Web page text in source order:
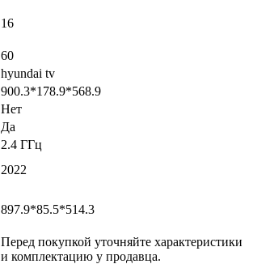
16
60
hyundai tv
900.3*178.9*568.9
Нет
Да
2.4 ГГц
2022
897.9*85.5*514.3
Перед покупкой уточняйте характеристики
и комплектацию у продавца.